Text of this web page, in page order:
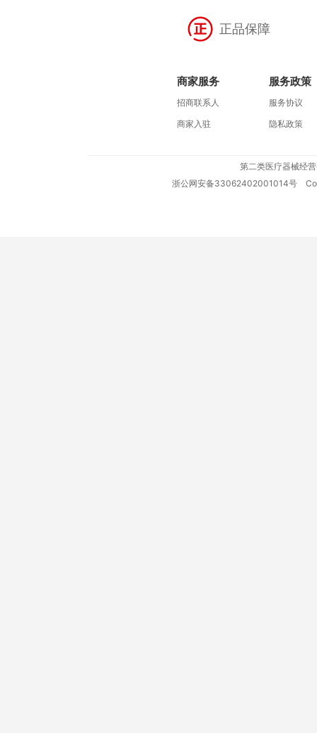
正品保障
商家服务
招商联系人
商家入驻
服务政策
服务协议
隐私政策
第二类医疗器械经
浙公网安备33062402001014号